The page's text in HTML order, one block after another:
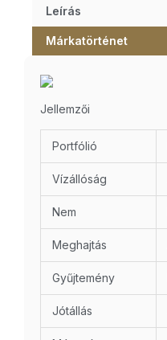
Leírás
Márkatörténet
Jellemzői
Portfólió
Vízállóság
Nem
Meghajtás
Gyűjtemény
Jótállás